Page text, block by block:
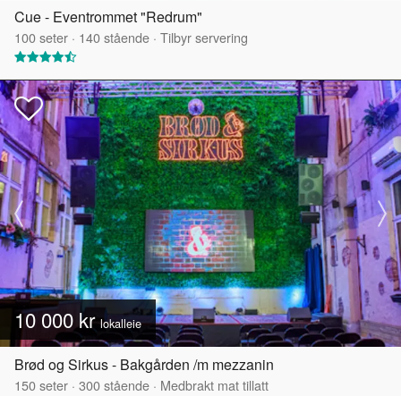
Cue - Eventrommet "Redrum"
100seter · 140stående · Tilbyr servering
10 000 kr lokalleie
Brød og Sirkus - Bakgården /m mezzanin
150seter · 300stående · Medbrakt mat tillatt